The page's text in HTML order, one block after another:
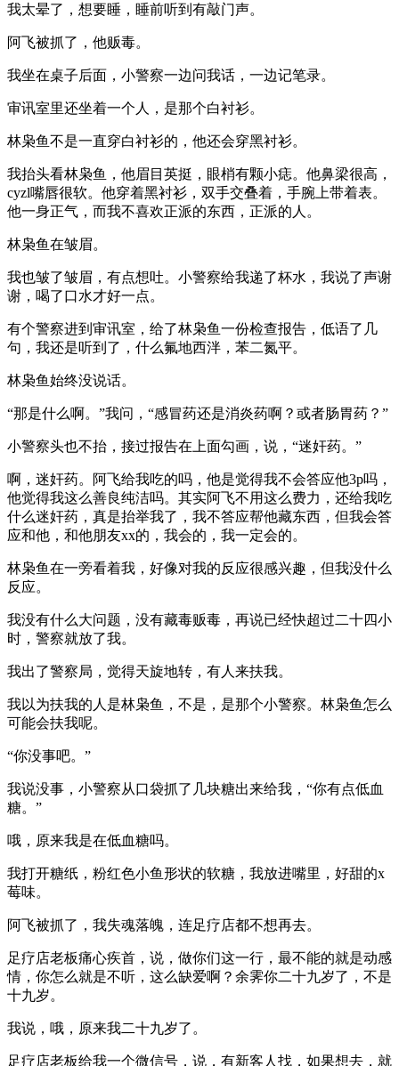
我太晕了，想要睡，睡前听到有敲门声。
阿飞被抓了，他贩毒。
我坐在桌子后面，小警察一边问我话，一边记笔录。
审讯室里还坐着一个人，是那个白衬衫。
林枭鱼不是一直穿白衬衫的，他还会穿黑衬衫。
我抬头看林枭鱼，他眉目英挺，眼梢有颗小痣。他鼻梁很高，
cyzl嘴唇很软。他穿着黑衬衫，双手交叠着，手腕上带着表。
他一身正气，而我不喜欢正派的东西，正派的人。
林枭鱼在皱眉。
我也皱了皱眉，有点想吐。小警察给我递了杯水，我说了声谢
谢，喝了口水才好一点。
有个警察进到审讯室，给了林枭鱼一份检查报告，低语了几
句，我还是听到了，什么氟地西泮，苯二氮平。
林枭鱼始终没说话。
“那是什么啊。”我问，“感冒药还是消炎药啊？或者肠胃药？”
小警察头也不抬，接过报告在上面勾画，说，“迷奸药。”
啊，迷奸药。阿飞给我吃的吗，他是觉得我不会答应他3p吗，
他觉得我这么善良纯洁吗。其实阿飞不用这么费力，还给我吃
什么迷奸药，真是抬举我了，我不答应帮他藏东西，但我会答
应和他，和他朋友xx的，我会的，我一定会的。
林枭鱼在一旁看着我，好像对我的反应很感兴趣，但我没什么
反应。
我没有什么大问题，没有藏毒贩毒，再说已经快超过二十四小
时，警察就放了我。
我出了警察局，觉得天旋地转，有人来扶我。
我以为扶我的人是林枭鱼，不是，是那个小警察。林枭鱼怎么
可能会扶我呢。
“你没事吧。”
我说没事，小警察从口袋抓了几块糖出来给我，“你有点低血
糖。”
哦，原来我是在低血糖吗。
我打开糖纸，粉红色小鱼形状的软糖，我放进嘴里，好甜的x
莓味。
阿飞被抓了，我失魂落魄，连足疗店都不想再去。
足疗店老板痛心疾首，说，做你们这一行，最不能的就是动感
情，你怎么就是不听，这么缺爱啊？余霁你二十九岁了，不是
十九岁。
我说，哦，原来我二十九岁了。
足疗店老板给我一个微信号，说，有新客人找，如果想去，就